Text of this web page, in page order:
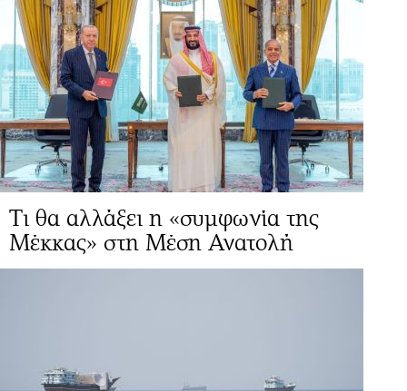
Τι θα αλλάξει η «συμφωνία της
Μέκκας» στη Μέση Ανατολή